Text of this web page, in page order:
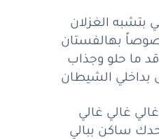
الخصرميّال
عليهياخال
هزت
بخصرا
بالبلدزلزال
بتشبه الغزلان
بهالفستان
ما حلو وجذاب
بداخلي الشيطان
غالي غالي غالي
ساكن ببالي